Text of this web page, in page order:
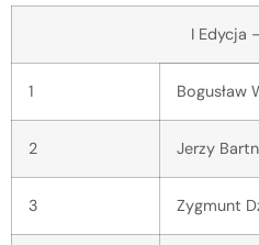
I Edycja
1 Bogusław
2 Jerzy
3 Zygmunt